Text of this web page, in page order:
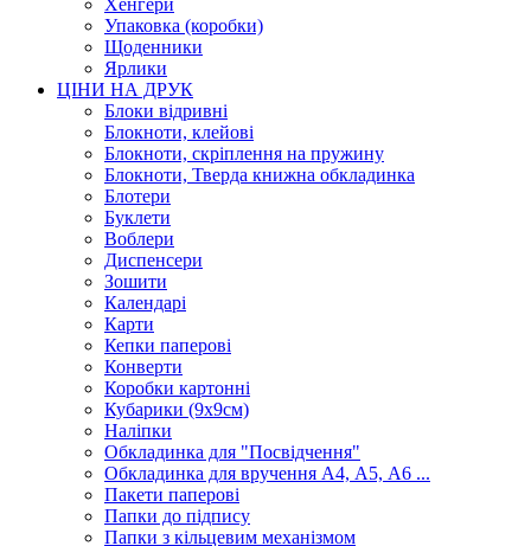
Хенгери
Упаковка (коробки)
Щоденники
Ярлики
ЦІНИ НА ДРУК
Блоки відривні
Блокноти, клейові
Блокноти, скріплення на пружину
Блокноти, Тверда книжна обкладинка
Блотери
Буклети
Воблери
Диспенсери
Зошити
Календарі
Карти
Кепки паперові
Конверти
Коробки картонні
Кубарики (9х9см)
Наліпки
Обкладинка для "Посвідчення"
Обкладинка для вручення А4, А5, А6 ...
Пакети паперові
Папки до підпису
Папки з кільцевим механізмом